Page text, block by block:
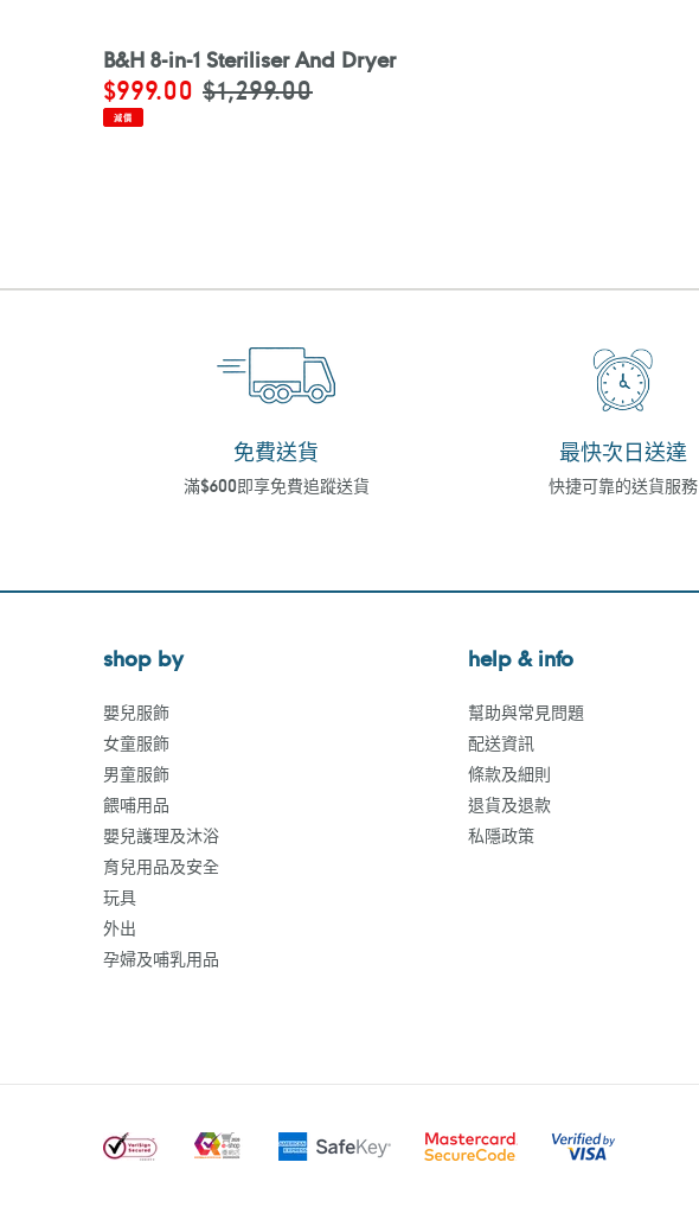
B&H 8-in-1 Steriliser And Dryer
售
價
$999.00 定
$1,299.00
減價
免費送貨
滿$600即享免費追蹤送貨
最快次日送達
快捷可靠的送貨服務
shop by
嬰兒服飾
女童服飾
男童服飾
餵哺用品
嬰兒護理及沐浴
育兒用品及安全
玩具
外出
孕婦及哺乳用品
help & info
幫助與常見問題
配送資訊
條款及細則
退貨及退款
私隱政策